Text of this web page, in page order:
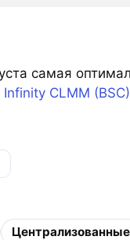
самая
CLMM (BSC)
Централизованные